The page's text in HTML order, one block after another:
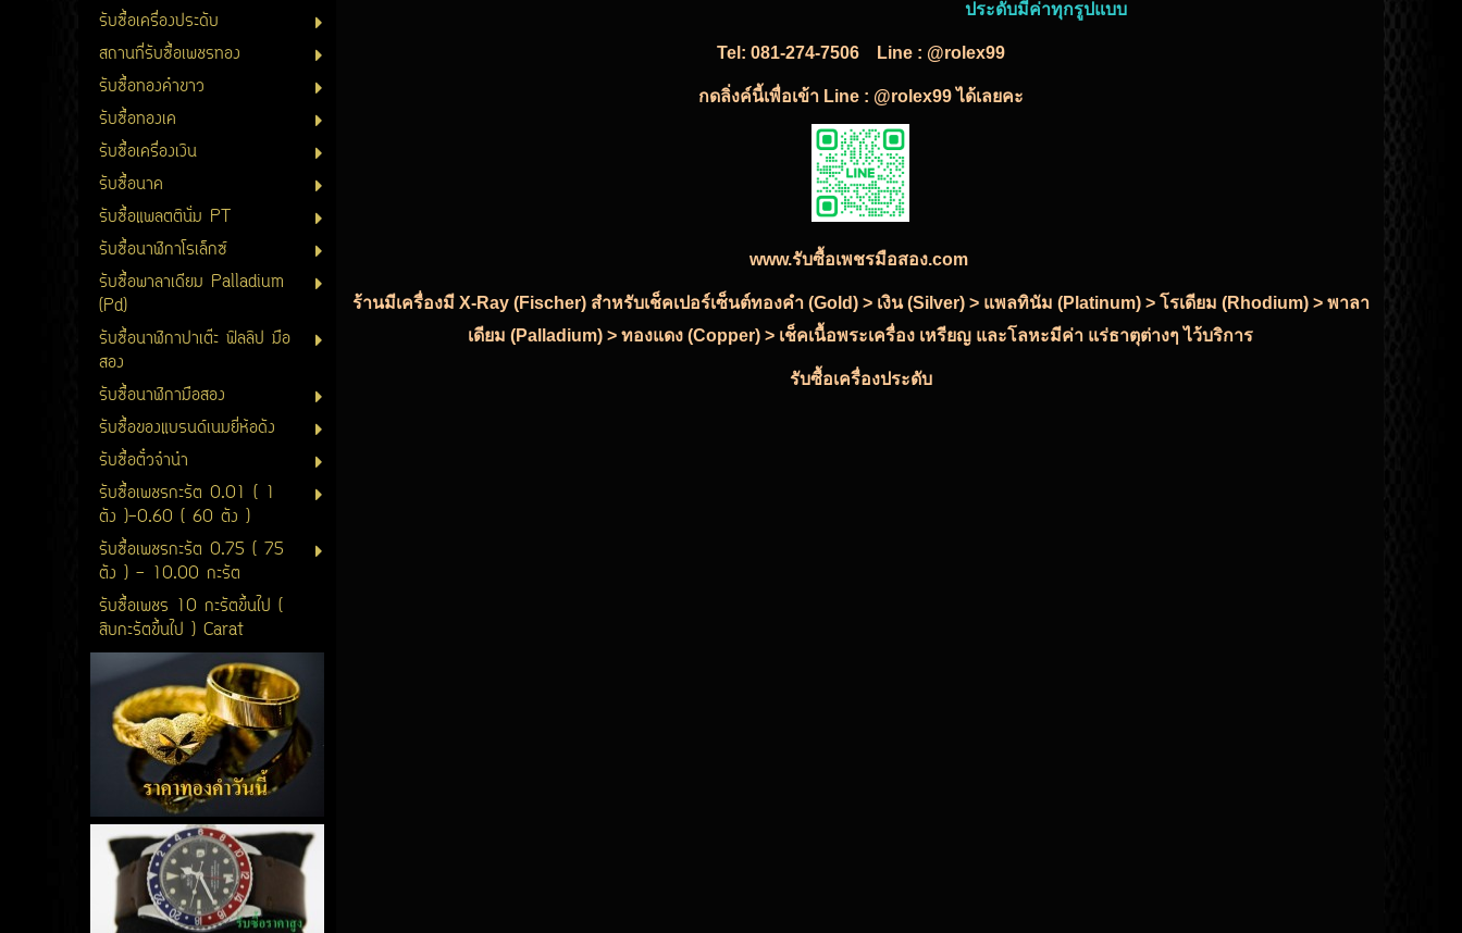
รับซื้อเครื่องประดับ
สถานที่รับซื้อเพชรทอง
รับซื้อทองคำขาว
รับซื้อทองเค
รับซื้อเครื่องเงิน
รับซื้อนาค
รับซื้อแพลตตินั่ม PT
รับซื้อนาฬิกาโรเล็กซ์
รับซื้อพาลาเดียม Palladium
(Pd)
รับซื้อนาฬิกาปาเต๊ะ ฟิลลิป มือ
สอง
รับซื้อนาฬิกามือสอง
รับซื้อของแบรนด์เนมยี่ห้อดัง
รับซื้อตั๋วจำนำ
รับซื้อเพชรกะรัต 0.01 ( 1
ตัง )-0.60 ( 60 ตัง )
รับซื้อเพชรกะรัต 0.75 ( 75
ตัง ) - 10.00 กะรัต
รับซื้อเพชร 10 กะรัตขึ้นไป (
สิบกะรัตขึ้นไป ) Carat
ประดับมีค่าทุกรูปแบบ
Tel: 081-274-7506 Line : @rolex99
กดลิ่งค์นี้เพื่อเข้า Line : @rolex99 ได้เลยคะ
www.รับซื้อเพชรมือสอง.com
ร้านมีเครื่องมี X-Ray (Fischer) สำหรับเช็คเปอร์เซ็นต์ทองคำ (Gold) > เงิน (Silver) > แพลทินัม (Platinum) > โรเดียม (Rhodium) > พาลา
เดียม (Palladium) > ทองแดง (Copper) > เช็คเนื้อพระเครื่อง เหรียญ และโลหะมีค่า แร่ธาตุต่างๆ ไว้บริการ
รับซื้อเครื่องประดับ